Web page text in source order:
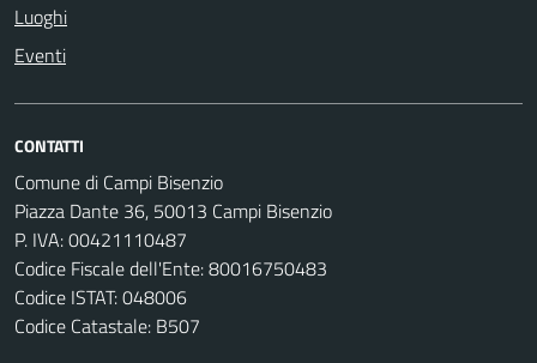
Luoghi
Eventi
CONTATTI
Comune di Campi Bisenzio
Piazza Dante 36, 50013 Campi Bisenzio
P. IVA: 00421110487
Codice Fiscale dell'Ente: 80016750483
Codice ISTAT: 048006
Codice Catastale: B507